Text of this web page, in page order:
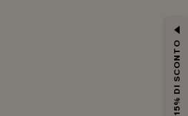
15% DI SCONTO